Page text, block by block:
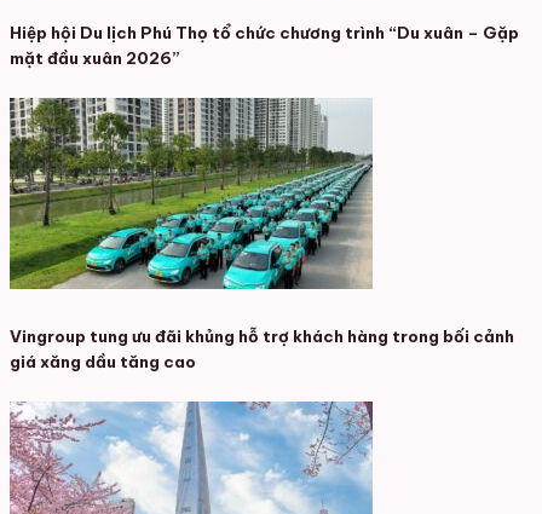
Hiệp hội Du lịch Phú Thọ tổ chức chương trình “Du xuân – Gặp
mặt đầu xuân 2026”
Vingroup tung ưu đãi khủng hỗ trợ khách hàng trong bối cảnh
giá xăng dầu tăng cao